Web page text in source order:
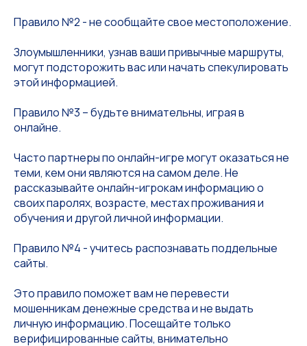
Правило №2 - не сообщайте свое местоположение.
Злоумышленники, узнав ваши привычные маршруты,
могут подсторожить вас или начать спекулировать
этой информацией.
Правило №3 – будьте внимательны, играя в
онлайне.
Часто партнеры по онлайн-игре могут оказаться не
теми, кем они являются на самом деле. Не
рассказывайте онлайн-игрокам информацию о
своих паролях, возрасте, местах проживания и
обучения и другой личной информации.
Правило №4 - учитесь распознавать поддельные
сайты.
Это правило поможет вам не перевести
мошенникам денежные средства и не выдать
личную информацию. Посещайте только
верифицированные сайты, внимательно